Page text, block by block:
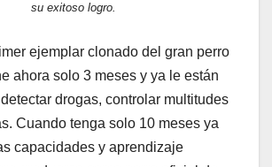
su exitoso logro.
ejemplar clonado del gran perro
ahora solo 3 meses y ya le están
drogas, controlar multitudes
Cuando tenga solo 10 meses ya
capacidades y aprendizaje